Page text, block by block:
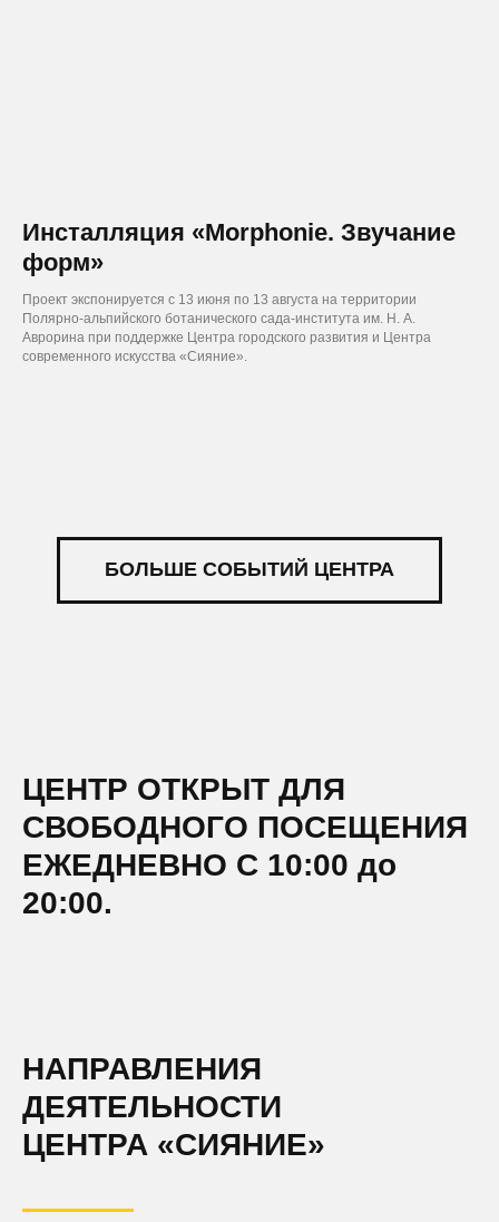
Инсталляция «Morphonie. Звучание
форм»
Проект экспонируется с 13 июня по 13 августа на территории
Полярно-альпийского ботанического сада-института им. Н. А.
Аврорина при поддержке Центра городского развития и Центра
современного искусства «Сияние».
БОЛЬШЕ СОБЫТИЙ ЦЕНТРА
ЦЕНТР ОТКРЫТ ДЛЯ
СВОБОДНОГО ПОСЕЩЕНИЯ
ЕЖЕДНЕВНО С 10:00 до
20:00.
НАПРАВЛЕНИЯ
ДЕЯТЕЛЬНОСТИ
ЦЕНТРА «СИЯНИЕ»